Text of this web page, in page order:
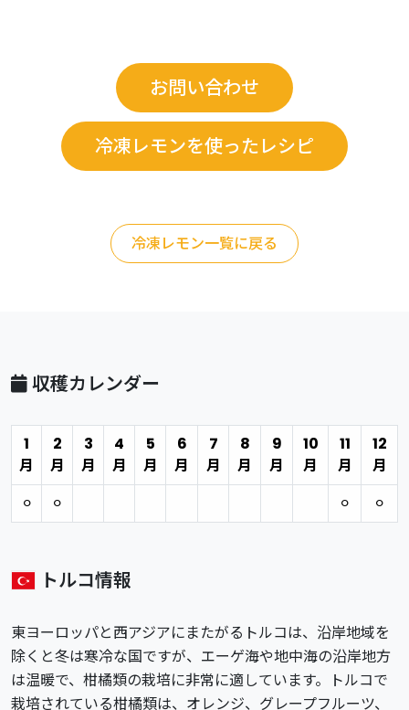
お問い合わせ
冷凍レモンを使ったレシピ
冷凍レモン一覧に戻る
収穫カレンダー
1
月
2
月
3
月
4
月
5
月
6
月
7
月
8
月
9
月
10
月
11
月
12
月
⚪︎
⚪︎ ⚪︎ ⚪︎
トルコ情報
東ヨーロッパと西アジアにまたがるトルコは、沿岸地域を
除くと冬は寒冷な国ですが、エーゲ海や地中海の沿岸地方
は温暖で、柑橘類の栽培に非常に適しています。トルコで
栽培されている柑橘類は、オレンジ、グレープフルーツ、